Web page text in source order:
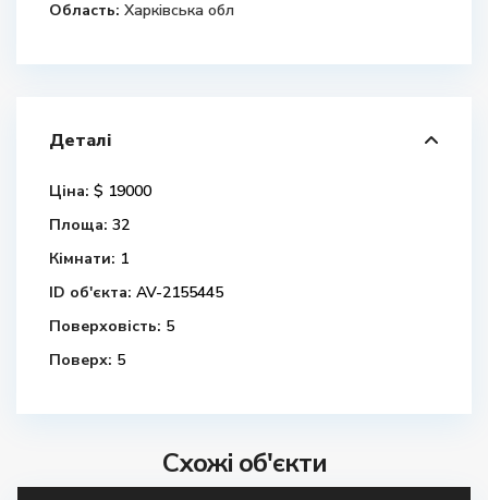
Область: Харківська обл
Деталі
Ціна: $ 19000
Площа: 32
Кімнати: 1
ID об'єкта: AV-2155445
Поверховість: 5
Поверх: 5
Схожі об'єкти